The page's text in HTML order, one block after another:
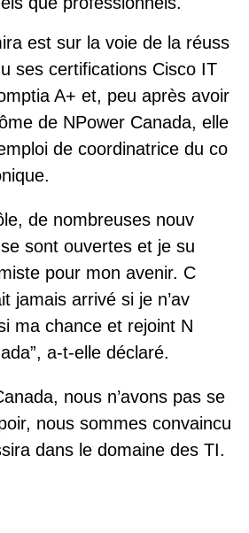
est sur la voie de la réuss
ses certifications Cisco IT
A+ et, peu après avoir
de NPower Canada, elle
de coordinatrice du co
de nombreuses nouv
sont ouvertes et je su
pour mon avenir. C
jamais arrivé si je n’av
ma chance et rejoint N
a-t-elle déclaré.
nous n’avons pas se
nous sommes convaincu
dans le domaine des TI.